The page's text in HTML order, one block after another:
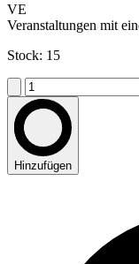
VE
Veranstaltungen mit
Stock: 15
Hinzufügen